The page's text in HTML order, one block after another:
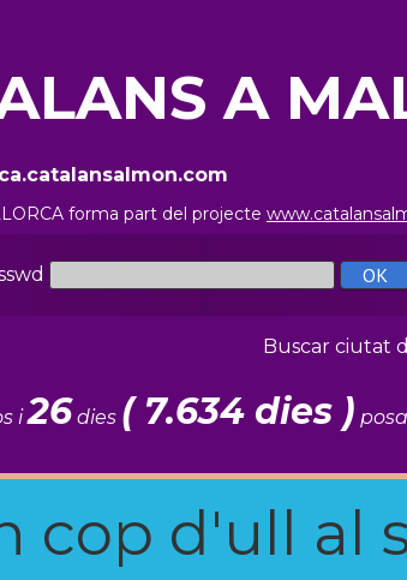
A
forma part del projecte
Buscar ciutat
i26dies ( 7.634 dies )
cop d'ull al